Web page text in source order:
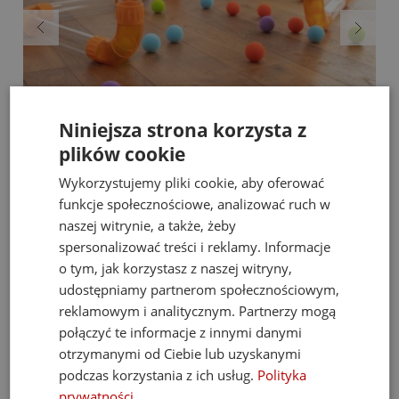
Fat Brain Toys dmuchawa do piłek Air Toobz
489,00 zł
Cena regularna: 526,00 zł
Najniższa cena:469,00 zł
do koszyka
Opinie Pytania i odpowiedzi
Ocena sklepu
Niniejsza strona korzysta z
plików cookie
Wykorzystujemy pliki cookie, aby oferować
funkcje społecznościowe, analizować ruch w
naszej witrynie, a także, żeby
spersonalizować treści i reklamy. Informacje
o tym, jak korzystasz z naszej witryny,
udostępniamy partnerom społecznościowym,
reklamowym i analitycznym. Partnerzy mogą
połączyć te informacje z innymi danymi
otrzymanymi od Ciebie lub uzyskanymi
podczas korzystania z ich usług. Polityka